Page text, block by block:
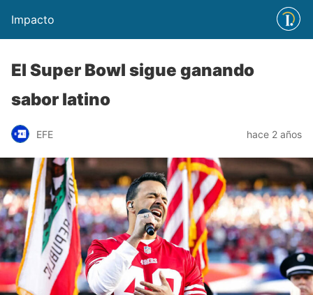
Impacto
El Super Bowl sigue ganando
sabor latino
EFE hace 2 años